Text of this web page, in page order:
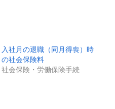
入社月の退職（同月得喪）時
の社会保険料
社会保険・労働保険手続